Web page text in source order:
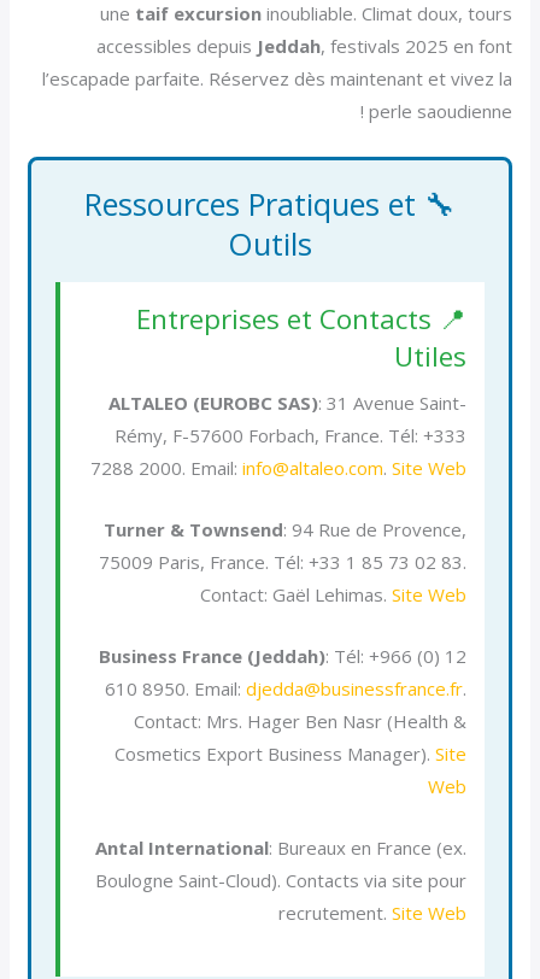
une taif excursioninoubliable. Climat doux, tours
accessibles depuis Jeddah, festivals 2025 en font
l’escapade parfaite. Réservez dès maintenant et vivez la
perle saoudienne !
🔧 Ressources Pratiques et
Outils
📍 Entreprises et Contacts
Utiles
ALTALEO (EUROBC SAS): 31 Avenue Saint-
Rémy, F-57600 Forbach, France. Tél: +333
7288 2000. Email: info@altaleo.com. Site Web
Turner & Townsend: 94 Rue de Provence,
75009 Paris, France. Tél: +33 1 85 73 02 83.
Contact: Gaël Lehimas. Site Web
Business France (Jeddah): Tél: +966 (0) 12
610 8950. Email: djedda@businessfrance.fr.
Contact: Mrs. Hager Ben Nasr (Health &
Cosmetics Export Business Manager). Site
Web
Antal International: Bureaux en France (ex.
Boulogne Saint-Cloud). Contacts via site pour
recrutement. Site Web